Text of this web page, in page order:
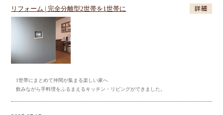
リフォーム | 完全分離型2世帯を1世帯に
1世帯にまとめて仲間が集まる楽しい家へ
飲みながら手料理をふるまえるキッチン・リビングができました。